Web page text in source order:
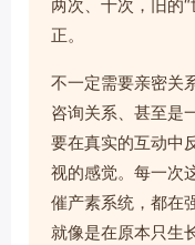
两次、十次，旧的
正。
不一定需要亲密关
咨询关系、甚至是
要在真实的互动中
视的感觉。每一次
催产素系统，都在
就像是在原本只生